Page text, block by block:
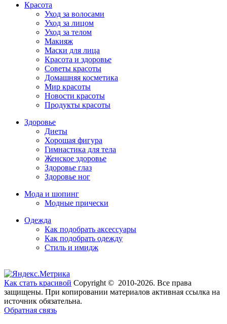
Красота
Уход за волосами
Уход за лицом
Уход за телом
Макияж
Маски для лица
Красота и здоровье
Советы красоты
Домашняя косметика
Мир красоты
Новости красоты
Продукты красоты
Здоровье
Диеты
Хорошая фигура
Гимнастика для тела
Женское здоровье
Здоровье глаз
Здоровье ног
Мода и шопинг
Модные прически
Одежда
Как подобрать аксессуары
Как подобрать одежду
Стиль и имидж
Как стать красивой Copyright © 2010-2026. Все права
защищены. При копировании материалов активная ссылка на
источник обязательна.
Обратная связь